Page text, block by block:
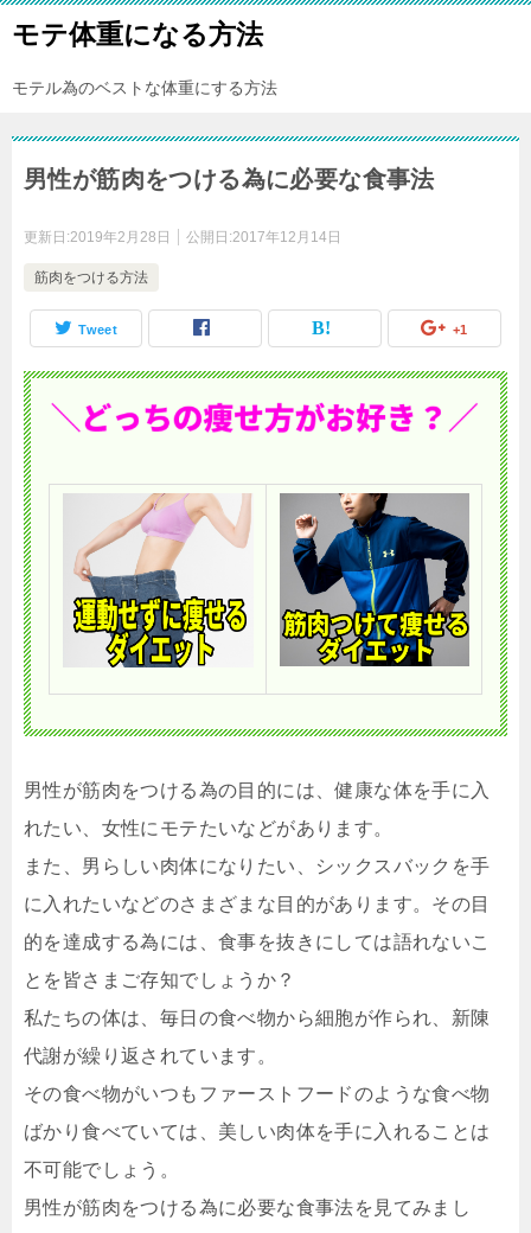
モテ体重になる方法
モテル為のベストな体重にする方法
男性が筋肉をつける為に必要な食事法
更新日:2019年2月28日 公開日:2017年12月14日
筋肉をつける方法
Tweet +1
男性が筋肉をつける為の目的には、健康な体を手に入
れたい、女性にモテたいなどがあります。
また、男らしい肉体になりたい、シックスバックを手
に入れたいなどのさまざまな目的があります。その目
的を達成する為には、食事を抜きにしては語れないこ
とを皆さまご存知でしょうか？
私たちの体は、毎日の食べ物から細胞が作られ、新陳
代謝が繰り返されています。
その食べ物がいつもファーストフードのような食べ物
ばかり食べていては、美しい肉体を手に入れることは
不可能でしょう。
男性が筋肉をつける為に必要な食事法を見てみまし